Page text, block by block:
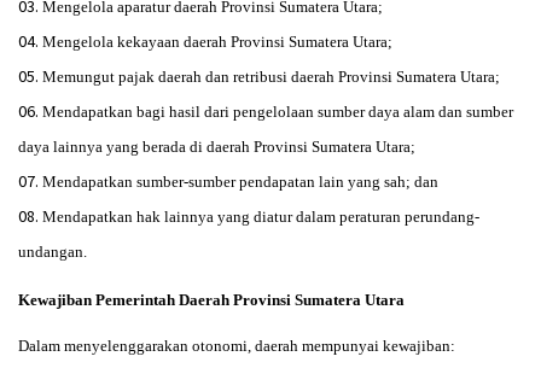
Mengelola aparatur daerah Provinsi Sumatera Utara;
Mengelola kekayaan daerah Provinsi Sumatera Utara;
Memungut pajak daerah dan retribusi daerah Provinsi Sumatera Utara;
Mendapatkan bagi hasil dari pengelolaan sumber daya alam dan sumber
daya lainnya yang berada di daerah Provinsi Sumatera Utara;
Mendapatkan sumber-sumber pendapatan lain yang sah; dan
Mendapatkan hak lainnya yang diatur dalam peraturan perundang-
undangan.
Kewajiban Pemerintah Daerah Provinsi Sumatera Utara
Dalam menyelenggarakan otonomi, daerah mempunyai kewajiban: